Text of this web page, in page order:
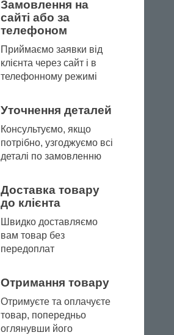
Замовлення на
сайті або за
телефоном
Приймаємо заявки від
клієнта через сайт і в
телефонному режимі
Уточнення деталей
Консультуємо, якщо
потрібно, узгоджуємо всі
деталі по замовленню
Доставка товару
до клієнта
Швидко доставляємо
вам товар без
передоплат
Отримання товару
Отримуєте та оплачуєте
товар, попередньо
оглянувши його